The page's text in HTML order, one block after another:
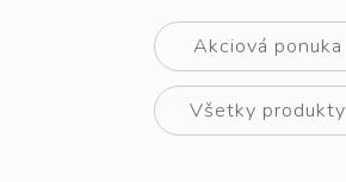
Akciová ponuka
Všetky produkty